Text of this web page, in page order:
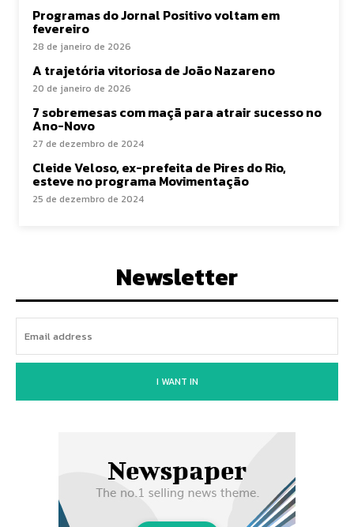
Programas do Jornal Positivo voltam em
fevereiro
28 de janeiro de 2026
A trajetória vitoriosa de João Nazareno
20 de janeiro de 2026
7 sobremesas com maçã para atrair sucesso no
Ano-Novo
27 de dezembro de 2024
Cleide Veloso, ex-prefeita de Pires do Rio,
esteve no programa Movimentação
25 de dezembro de 2024
Newsletter
I WANT IN